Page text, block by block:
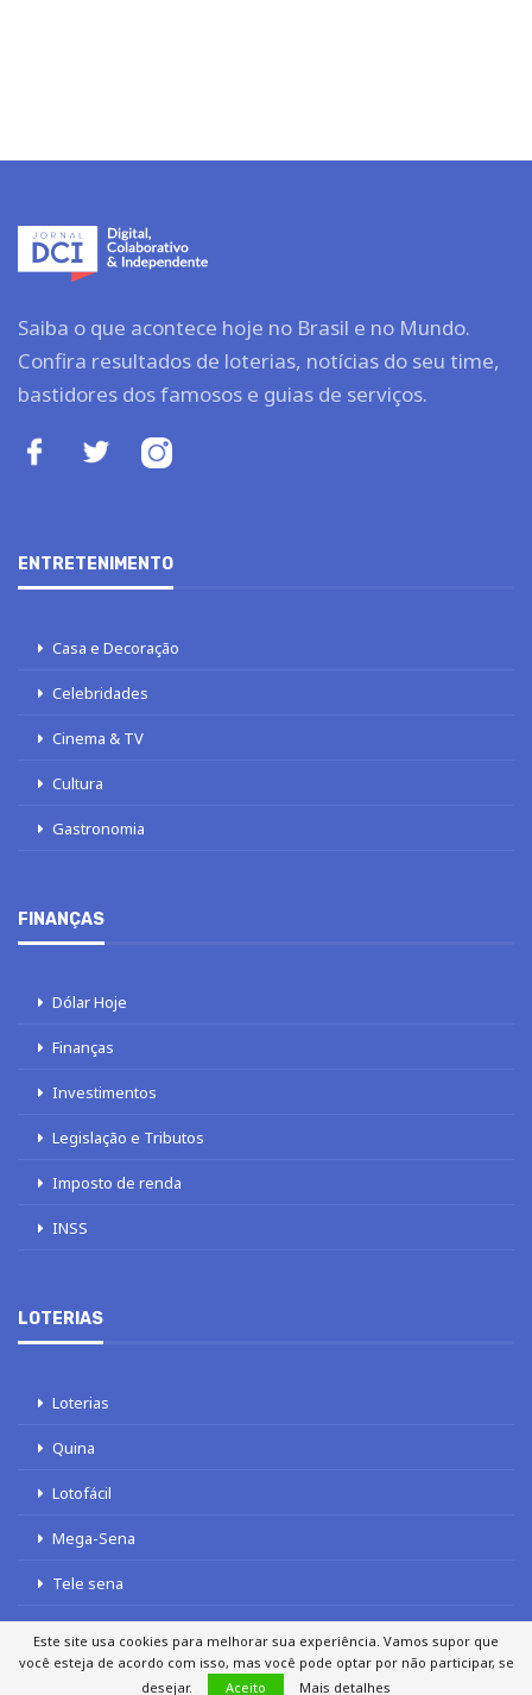
Saiba o que acontece hoje no Brasil e no Mundo.
Confira resultados de loterias, notícias do seu time,
bastidores dos famosos e guias de serviços.
ENTRETENIMENTO
Casa e Decoração
Celebridades
Cinema & TV
Cultura
Gastronomia
FINANÇAS
Dólar Hoje
Finanças
Investimentos
Legislação e Tributos
Imposto de renda
INSS
LOTERIAS
Loterias
Quina
Lotofácil
Mega-Sena
Tele sena
Este site usa cookies para melhorar sua experiência. Vamos supor que
você esteja de acordo com isso, mas você pode optar por não participar, se
desejar.
Aceito Mais detalhes